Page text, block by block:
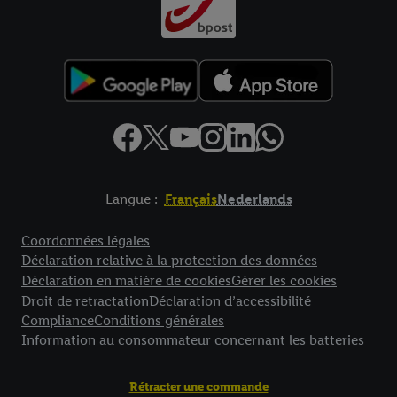
Langue : FrançaisNederlands
Coordonnées légales
Déclaration relative à la protection des données
Déclaration en matière de cookiesGérer les cookies
Droit de retractationDéclaration d’accessibilité
ComplianceConditions générales
Information au consommateur concernant les batteries
Rétracter une commande